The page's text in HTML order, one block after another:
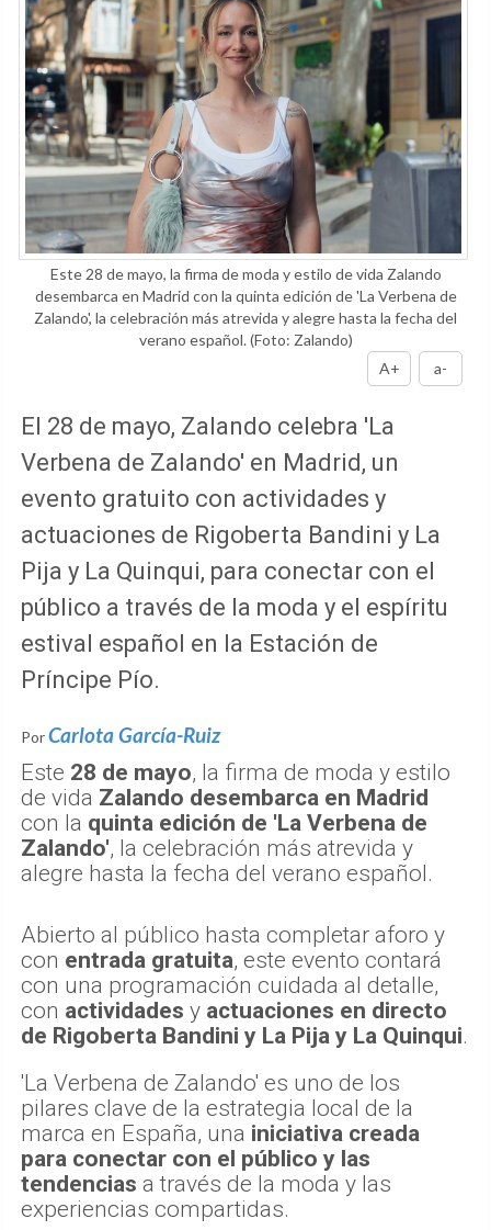
Este 28 de mayo, la firma de moda y estilo de vida Zalando
desembarca en Madrid con la quinta edición de 'La Verbena de
Zalando', la celebración más atrevida y alegre hasta la fecha del
verano español.(Foto: Zalando)
A+
a-
El 28 de mayo, Zalando celebra 'La
Verbena de Zalando' en Madrid, un
evento gratuito con actividades y
actuaciones de Rigoberta Bandini y La
Pija y La Quinqui, para conectar con el
público a través de la moda y el espíritu
estival español en la Estación de
Príncipe Pío.
PorCarlota García-Ruiz
Este 28 de mayo, la firma de moda y estilo
de vida Zalando desembarca en Madrid
con la quinta edición de 'La Verbena de
Zalando', la celebración más atrevida y
alegre hasta la fecha del verano español.
Abierto al público hasta completar aforo y
con entrada gratuita, este evento contará
con una programación cuidada al detalle,
con actividades y actuaciones en directo
de Rigoberta Bandini y La Pija y La Quinqui.
'La Verbena de Zalando' es uno de los
pilares clave de la estrategia local de la
marca en España, una iniciativa creada
para conectar con el público y las
tendencias a través de la moda y las
experiencias compartidas.